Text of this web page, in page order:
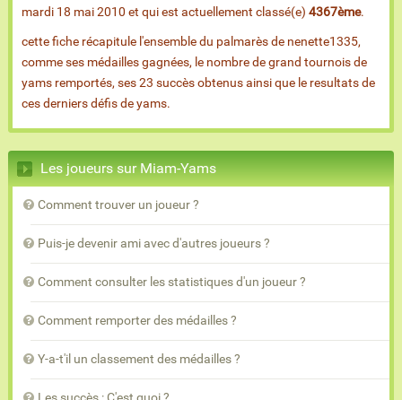
mardi 18 mai 2010 et qui est actuellement classé(e) 4367ème.
cette fiche récapitule l'ensemble du palmarès de nenette1335,
comme ses médailles gagnées, le nombre de grand tournois de
yams remportés, ses 23 succès obtenus ainsi que le resultats de
ces derniers défis de yams.
Les joueurs sur Miam-Yams
Comment trouver un joueur ?
Puis-je devenir ami avec d'autres joueurs ?
Comment consulter les statistiques d'un joueur ?
Comment remporter des médailles ?
Y-a-t'il un classement des médailles ?